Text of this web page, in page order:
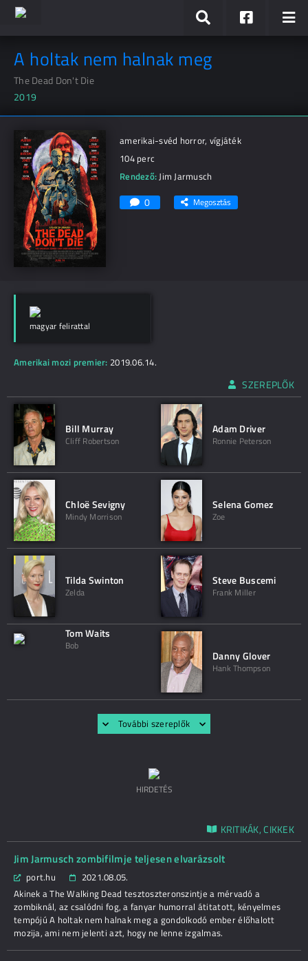
A holtak nem halnak meg
The Dead Don't Die
2019
amerikai-svéd horror, vígjáték
104 perc
Rendező:Jim Jarmusch
0 Megosztás
magyar felirattal
Amerikai mozi premier: 2019.06.14.
SZEREPLŐK
Bill Murray
Cliff Robertson
Adam Driver
Ronnie Peterson
Chloë Sevigny
Mindy Morrison
Selena Gomez
Zoe
Tilda Swinton
Zelda
Steve Buscemi
Frank Miller
Tom Waits
Bob
Danny Glover
Hank Thompson
További szereplők
HIRDETÉS
KRITIKÁK, CIKKEK
Jim Jarmusch zombifilmje teljesen elvarázsolt
port.hu
2021.08.05.
Akinek a The Walking Dead tesztoszteronszintje a mérvadó a
zombiknál, az csalódni fog, a fanyar humorral átitatott, kényelmes
tempójú A holtak nem halnak meg a gondolkodó ember élőhalott
mozija, ami nem jelenti azt, hogy ne lenne izgalmas.